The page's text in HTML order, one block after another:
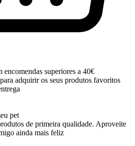
superiores a 40€
adquirir os seus produtos favoritos
pet
de primeira qualidade. Aproveite
ainda mais feliz